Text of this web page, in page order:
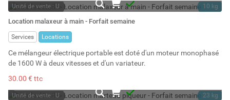
Unité de vente : U
A la demande
10 kg
Location malaxeur à main - Forfait semaine
Services Locations
Ce mélangeur électrique portable est doté d'un moteur monophasé
de 1600 W à deux vitesses et d'un variateur.
30.00 € ttc
Unité de vente : U
23 kg